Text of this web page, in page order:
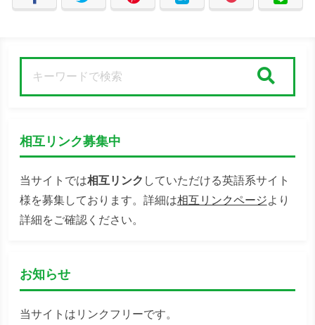
相互リンク募集中
当サイトでは相互リンク していただける英語系サイト
様を募集しております。詳細は相互リンクページより
詳細をご確認ください。
お知らせ
当サイトはリンクフリーです。